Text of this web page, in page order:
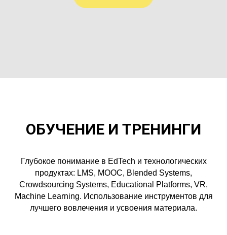
ОБУЧЕНИЕ И ТРЕНИНГИ
Глубокое понимание в EdTech и технологических
продуктах: LMS, MOOC, Blended Systems,
Crowdsourcing Systems, Educational Platforms, VR,
Machine Learning. Использование инструментов для
лучшего вовлечения и усвоения материала.